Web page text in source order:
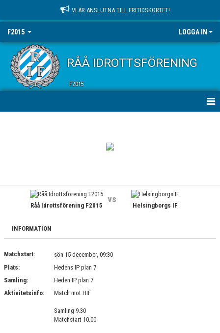
VI ÄR ANSLUTNA TILL FRITIDSKORTET!
F2015 LOGGA IN
RÅÅ IDROTTSFÖRENING
F2015
BILDGALLERI
KONTAKT
Råå Idrottsförening F2015
vs
Helsingborgs IF
INFORMATION
Matchstart:
sön 15 december, 09:30
Plats:
Hedens IP plan 7
Samling:
Heden IP plan 7
Aktivitetsinfo:
Match mot HIF
Samling 9.30
Matchstart 10.00